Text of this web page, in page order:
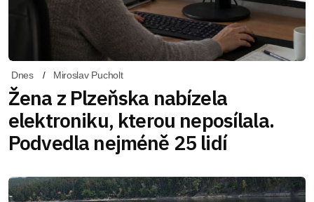
Dnes Miroslav Pucholt
Žena z Plzeňska nabízela
elektroniku, kterou neposílala.
Podvedla nejméně 25 lidí